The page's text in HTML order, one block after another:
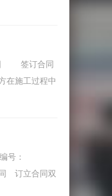
日 签订合同
施工过程中
号：
同 订立合同双